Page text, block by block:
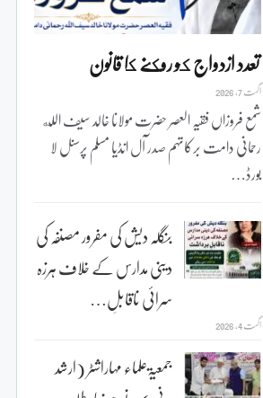
تعدد ازدواج كو روكنے كا قانون
اگست 7, 2026
شمع فروزاں فقیہ العصر حضرت مولانا خالد سیف الله
رحمانی دامت برکاتہم صدر آل انڈیا مسلم پرسنل لا
بورڈ…
بنگلہ دیش کی مفرور مصنفہ کی
دینی مدارس کے خلاف ہرزہ
سرائی ناقابلِ…
اگست 4, 2026
جمعیۃعلماء مہاراشٹر (ارشد